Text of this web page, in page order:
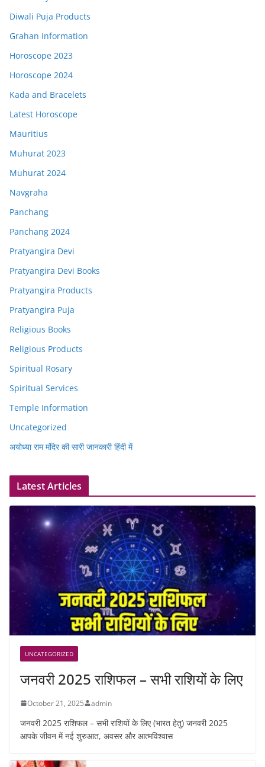
Diwali Puja Products
Grahan Information
Horoscope 2023
Horoscope 2024
Kada and Bracelets
Latest Horoscope
Mauritius
Muhurat 2023
Muhurat 2024
Navgraha
Panchang
Panchang 2024
Pratyangira Devi
Pratyangira Devi Books
Pratyangira Products
Pratyangira Puja
Religious Books
Religious Products
Spiritual Rosary
Spiritual Services
Temple Information
Uncategorized
अयोध्या राम मंदिर की सारी जानकारी हिंदी में
Latest Articles
UNCATEGORIZED
जनवरी 2025 राशिफल – सभी राशियों के लिए
October 21, 2025 admin
जनवरी 2025 राशिफल – सभी राशियों के लिए (भारत हेतु) जनवरी 2025
आपके जीवन में नई शुरुआत, अवसर और आत्मविश्वास